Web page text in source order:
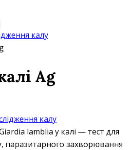
калу
Ag
калу
lamblia у калі — тест для
паразитарного захворювання